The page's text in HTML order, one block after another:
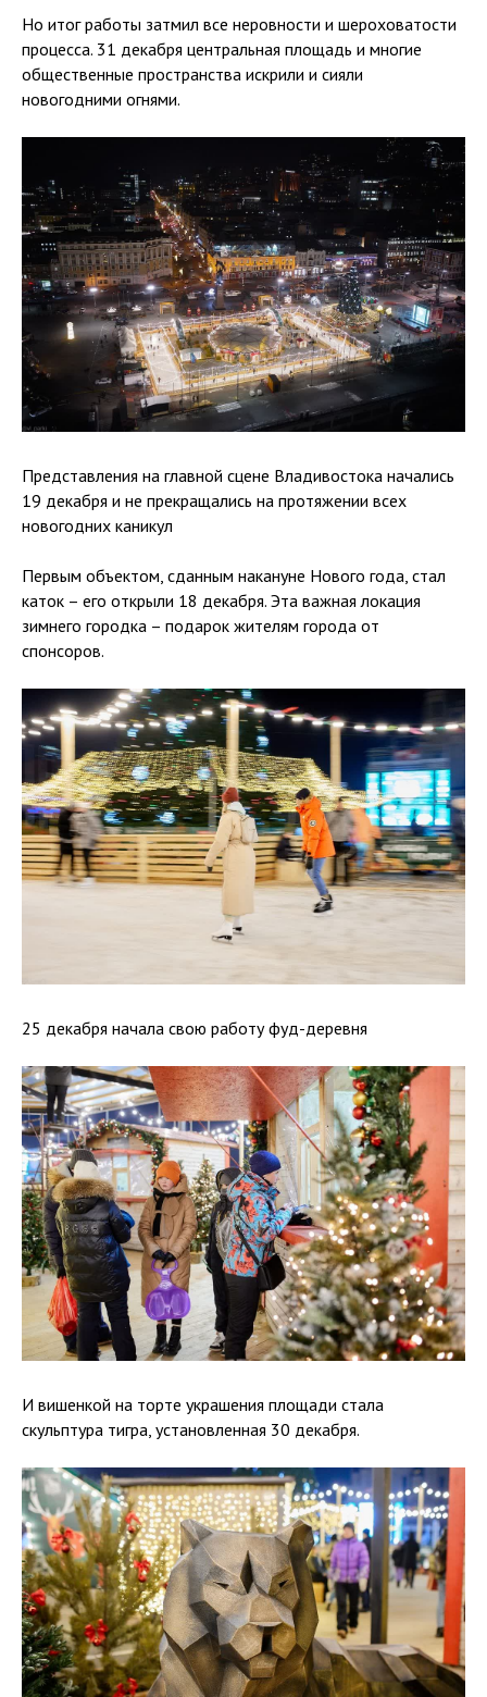
Но итог работы затмил все неровности и шероховатости
процесса. 31 декабря центральная площадь и многие
общественные пространства искрили и сияли
новогодними огнями.
Представления на главной сцене Владивостока начались
19 декабря и не прекращались на протяжении всех
новогодних каникул
Первым объектом, сданным накануне Нового года, стал
каток – его открыли 18 декабря. Эта важная локация
зимнего городка – подарок жителям города от
спонсоров.
25 декабря начала свою работу фуд-деревня
И вишенкой на торте украшения площади стала
скульптура тигра, установленная 30 декабря.